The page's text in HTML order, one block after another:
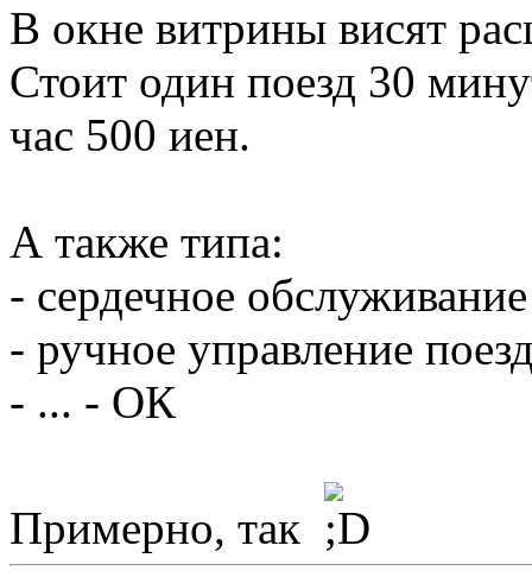
В окне витрины висят
Стоит один поезд 30
час 500 иен.
А также типа:
- сердечное
- ручное управление
- ... - ОК
Примерно, так